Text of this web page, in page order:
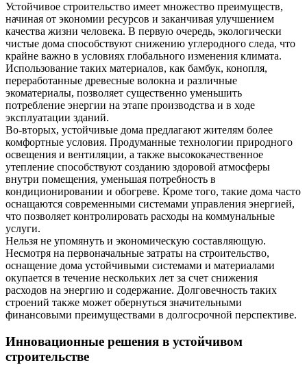
Устойчивое строительство имеет множество преимуществ,
начиная от экономии ресурсов и заканчивая улучшением
качества жизни человека. В первую очередь, экологически
чистые дома способствуют снижению углеродного следа, что
крайне важно в условиях глобального изменения климата.
Использование таких материалов, как бамбук, конопля,
переработанные древесные волокна и различные
экоматериалы, позволяет существенно уменьшить
потребление энергии на этапе производства и в ходе
эксплуатации зданий.
Во-вторых, устойчивые дома предлагают жителям более
комфортные условия. Продуманные технологии природного
освещения и вентиляции, а также высококачественное
утепление способствуют созданию здоровой атмосферы
внутри помещения, уменьшая потребность в
кондиционировании и обогреве. Кроме того, такие дома часто
оснащаются современными системами управления энергией,
что позволяет контролировать расходы на коммунальные
услуги.
Нельзя не упомянуть и экономическую составляющую.
Несмотря на первоначальные затраты на строительство,
оснащение дома устойчивыми системами и материалами
окупается в течение нескольких лет за счет снижения
расходов на энергию и содержание. Долговечность таких
строений также может обернуться значительными
финансовыми преимуществами в долгосрочной перспективе.
Инновационные решения в устойчивом
строительстве